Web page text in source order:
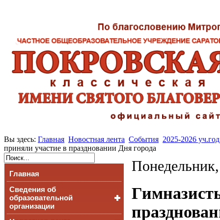
Вы здесь: Главная Новостная лента События 2025-2026 уч.год
приняли участие в праздновании Дня города
Главная
Сведения об
образовательной
организации